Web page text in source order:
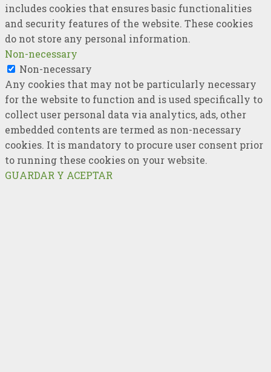
includes cookies that ensures basic functionalities
and security features of the website. These cookies
do not store any personal information.
Non-necessary
Non-necessary
Any cookies that may not be particularly necessary
for the website to function and is used specifically to
collect user personal data via analytics, ads, other
embedded contents are termed as non-necessary
cookies. It is mandatory to procure user consent prior
to running these cookies on your website.
GUARDAR Y ACEPTAR